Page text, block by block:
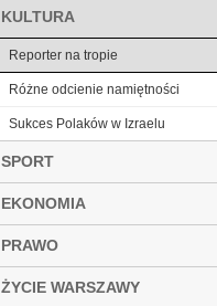
KULTURA
Reporter na tropie
Różne odcienie namiętności
Sukces Polaków w Izraelu
SPORT
EKONOMIA
PRAWO
ŻYCIE WARSZAWY